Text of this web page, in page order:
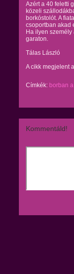
Azért a 40 feletti
közeli
borkóstolót. A
csoportban akad
Ha ilyen
garaton.
Tálas László
A cikk megjelent
Címkék: borban
Kommentáld!